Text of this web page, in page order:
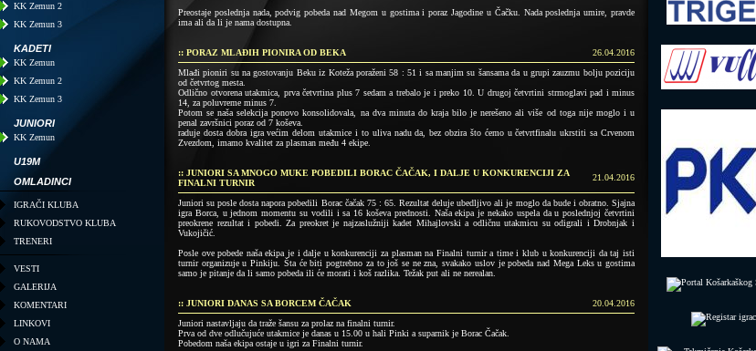
KK Zemun 2
KK Zemun 3
KADETI
KK Zemun
KK Zemun 2
KK Zemun 3
JUNIORI
KK Zemun
U19M
OMLADINCI
IGRAČI KLUBA
RUKOVODSTVO KLUBA
TRENERI
VESTI
GALERIJA
KOMENTARI
LINKOVI
O NAMA
Preostaje poslednja nada, podvig pobeda nad Megom u gostima i poraz Jagodine u Čačku. Nada poslednja umire, pravde
ima ali da li je nama dostupna.
:: PORAZ MLAĐIH PIONIRA OD BEKA
26.04.2016
Mlađi pioniri su na gostovanju Beku iz Koteža poraženi 58 : 51 i sa manjim su šansama da u grupi zauzmu bolju poziciju
od četvrtog mesta.
Odlično otvorena utakmica, prva četvrtina plus 7 sedam a trebalo je i preko 10. U drugoj četvrtini strmoglavi pad i minus
14, za poluvreme minus 7.
Potom se naša selekcija ponovo konsolidovala, na dva minuta do kraja bilo je nerešeno ali više od toga nije moglo i u
penal završnici poraz od 7 koševa.
raduje dosta dobra igra većim delom utakmice i to uliva nadu da, bez obzira što ćemo u četvrtfinalu ukrstiti sa Crvenom
Zvezdom, imamo kvalitet za plasman među 4 ekipe.
:: JUNIORI SA MNOGO MUKE POBEDILI BORAC ČAČAK, I DALJE U KONKURENCIJI ZA
FINALNI TURNIR
21.04.2016
Juniori su posle dosta napora pobedili Borac čačak 75 : 65. Rezultat deluje ubedljivo ali je moglo da bude i obratno. Sjajna
igra Borca, u jednom momentu su vodili i sa 16 koševa prednosti. Naša ekipa je nekako uspela da u poslednjoj četvrtini
preokrene rezultat i pobedi. Za preokret je najzaslužniji kadet Mihajlovski a odličnu utakmicu su odigrali i Drobnjak i
Vukojičić.
Posle ove pobede naša ekipa je i dalje u konkurenciji za plasman na Finalni turnir a time i klub u konkurenciji da taj isti
turnir organizuje u Pinkiju. Šta će biti pogtrebno za to još se ne zna, svakako uslov je pobeda nad Mega Leks u gostima
samo je pitanje da li samo pobeda ili će morati i koš razlika. Težak put ali ne nerealan.
:: JUNIORI DANAS SA BORCEM ČAČAK
20.04.2016
Juniori nastavljaju da traže šansu za prolaz na finalni turnir.
Prva od dve odlučujuće utakmice je danas u 15.00 u hali Pinki a suparnik je Borac Čačak.
Pobedom naša ekipa ostaje u igri za Finalni turnir.